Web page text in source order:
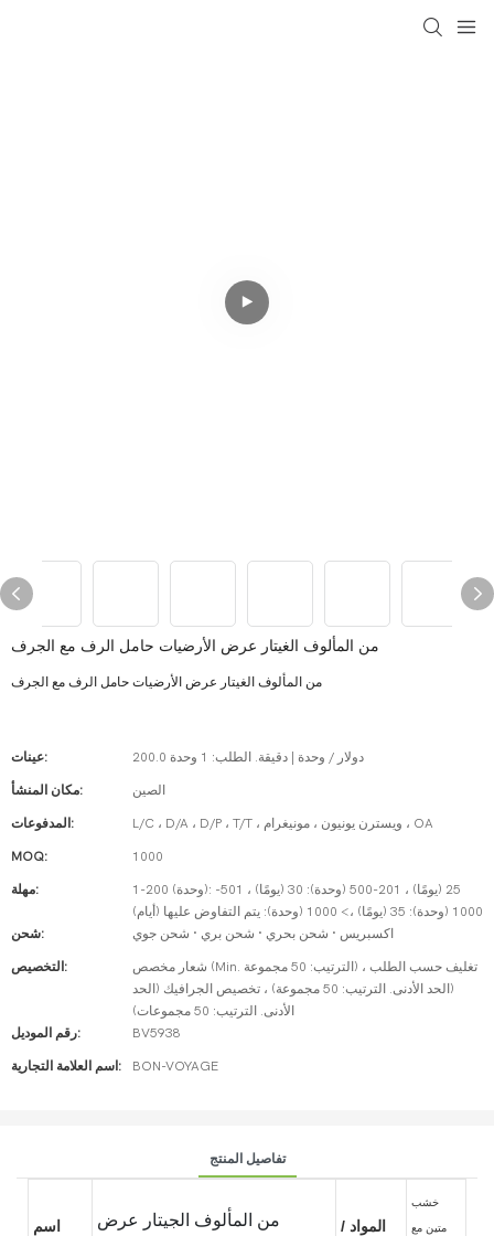
من المألوف الغيتار عرض الأرضيات حامل الرف مع الجرف
من المألوف الغيتار عرض الأرضيات حامل الرف مع الجرف
عينات: 200.0 دولار / وحدة | دقيقة. الطلب: 1 وحدة
مكان المنشأ: الصين
المدفوعات: L/C ، D/A ، D/P ، T/T ، ويسترن يونيون ، مونيغرام ، OA
MOQ: 1000
مهلة:
1-200 (وحدة): 25 (يومًا) ، 201-500 (وحدة): 30 (يومًا) ، 501-
1000 (وحدة): 35 (يومًا) ،> 1000 (وحدة): يتم التفاوض عليها (أيام)
شحن:
اكسبريس · شحن بحري · شحن بري · شحن جوي
التخصيص:
شعار مخصص (Min. الترتيب: 50 مجموعة) ، تغليف حسب الطلب
(الحد الأدنى. الترتيب: 50 مجموعة) ، تخصيص الجرافيك (الحد
الأدنى. الترتيب: 50 مجموعات)
رقم الموديل:
BV5938
اسم العلامة التجارية: BON-VOYAGE
تفاصيل المنتج
اسم
من المألوف الجيتار عرض
المواد /
خشب
متين مع